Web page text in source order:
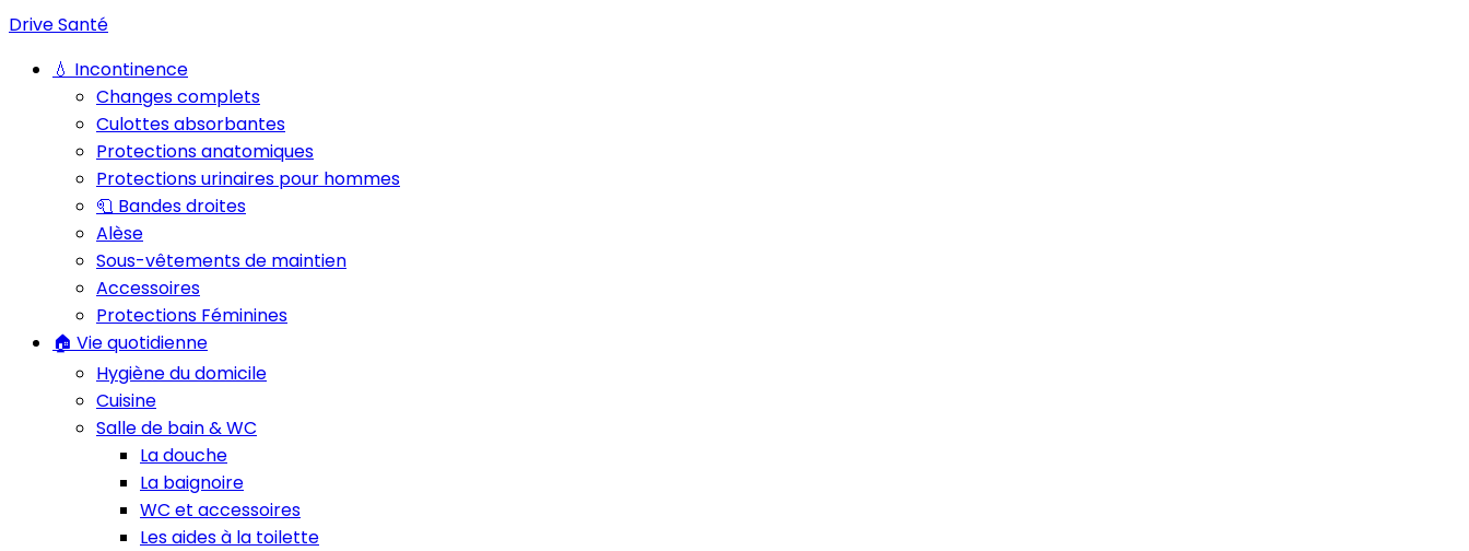
Drive Santé
💧 Incontinence
Changes complets
Culottes absorbantes
Protections anatomiques
Protections urinaires pour hommes
🧻 Bandes droites
Alèse
Sous-vêtements de maintien
Accessoires
Protections Féminines
🏠 Vie quotidienne
Hygiène du domicile
Cuisine
Salle de bain & WC
La douche
La baignoire
WC et accessoires
Les aides à la toilette